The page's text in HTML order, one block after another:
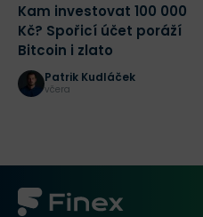
Kam investovat 100 000
Kč? Spořicí účet poráží
Bitcoin i zlato
Patrik Kudláček
včera